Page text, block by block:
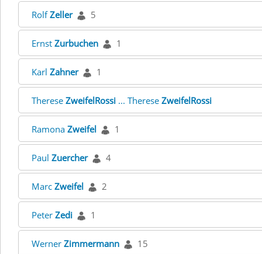
RolfZeller 5
Ernst Zurbuchen 1
Karl Zahner 1
Therese ZweifelRossi ... Therese ZweifelRossi
Ramona Zweifel 1
Paul Zuercher 4
Marc Zweifel 2
Peter Zedi 1
Werner Zimmermann 15